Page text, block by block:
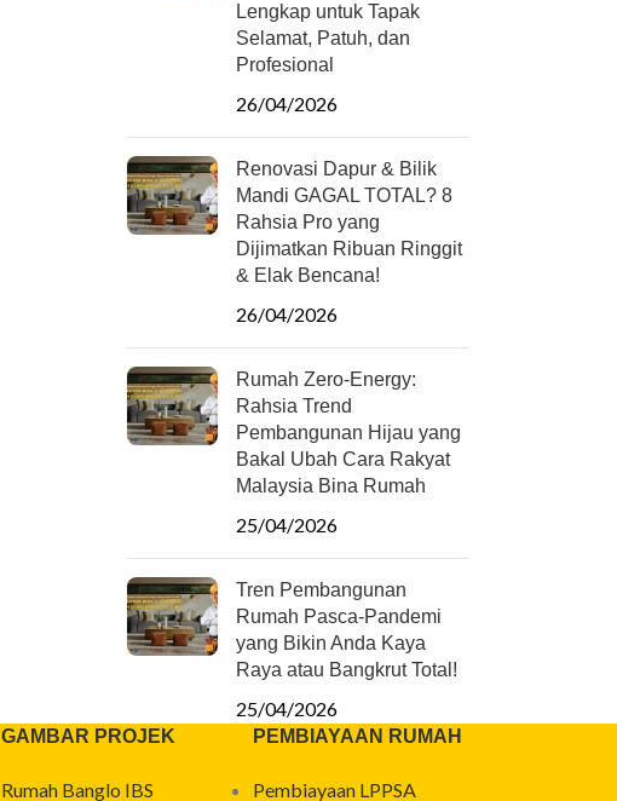
Lengkap untuk Tapak
Selamat, Patuh, dan
Profesional
26/04/2026
Renovasi Dapur & Bilik
Mandi GAGAL TOTAL? 8
Rahsia Pro yang
Dijimatkan Ribuan Ringgit
& Elak Bencana!
26/04/2026
Rumah Zero-Energy:
Rahsia Trend
Pembangunan Hijau yang
Bakal Ubah Cara Rakyat
Malaysia Bina Rumah
25/04/2026
Tren Pembangunan
Rumah Pasca-Pandemi
yang Bikin Anda Kaya
Raya atau Bangkrut Total!
25/04/2026
GAMBAR PROJEK
Rumah Banglo IBS
PEMBIAYAAN RUMAH
Pembiayaan LPPSA